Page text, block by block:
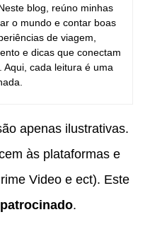
blog, reúno minhas
o mundo e contar boas
de viagem,
e dicas que conectam
Aqui, cada leitura é uma
apenas ilustrativas.
às plataformas e
Video e ect). Este
.